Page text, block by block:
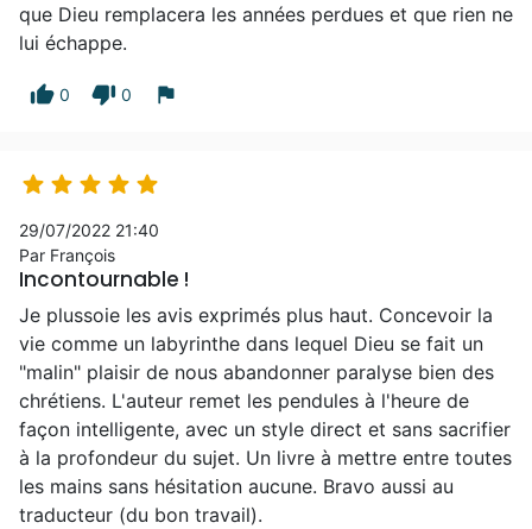
que Dieu remplacera les années perdues et que rien ne
lui échappe.
thumb_up 0 thumb_down 0 flag
    
29/07/2022 21:40
Par François
Incontournable !
Je plussoie les avis exprimés plus haut. Concevoir la
vie comme un labyrinthe dans lequel Dieu se fait un
"malin" plaisir de nous abandonner paralyse bien des
chrétiens. L'auteur remet les pendules à l'heure de
façon intelligente, avec un style direct et sans sacrifier
à la profondeur du sujet. Un livre à mettre entre toutes
les mains sans hésitation aucune. Bravo aussi au
traducteur (du bon travail).